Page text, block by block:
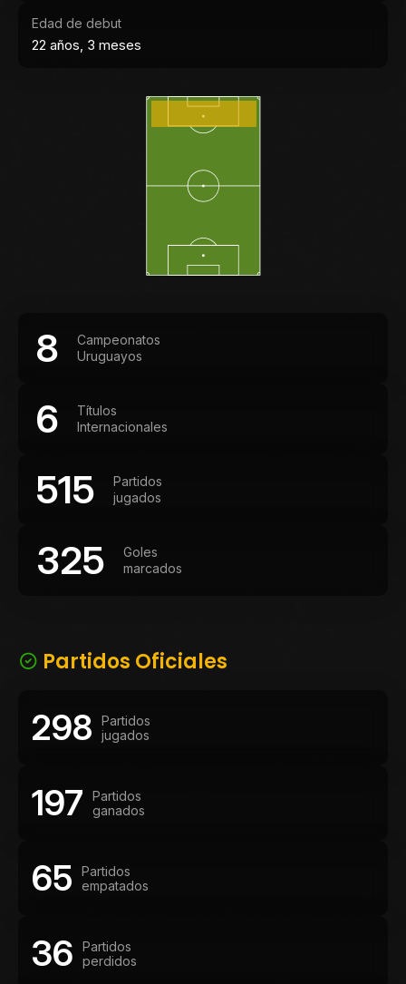
Edad de debut
22 años, 3 meses
8
Campeonatos
Uruguayos
6
Títulos
Internacionales
515
Partidos
jugados
325
Goles
marcados
Partidos Oficiales
298
Partidos
jugados
197
Partidos
ganados
65
Partidos
empatados
36
Partidos
perdidos